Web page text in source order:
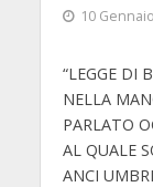
10
“LEGGE DI
NELLA
PARLATO
AL QUALE
ANCI